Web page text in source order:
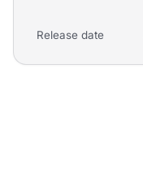
Release date